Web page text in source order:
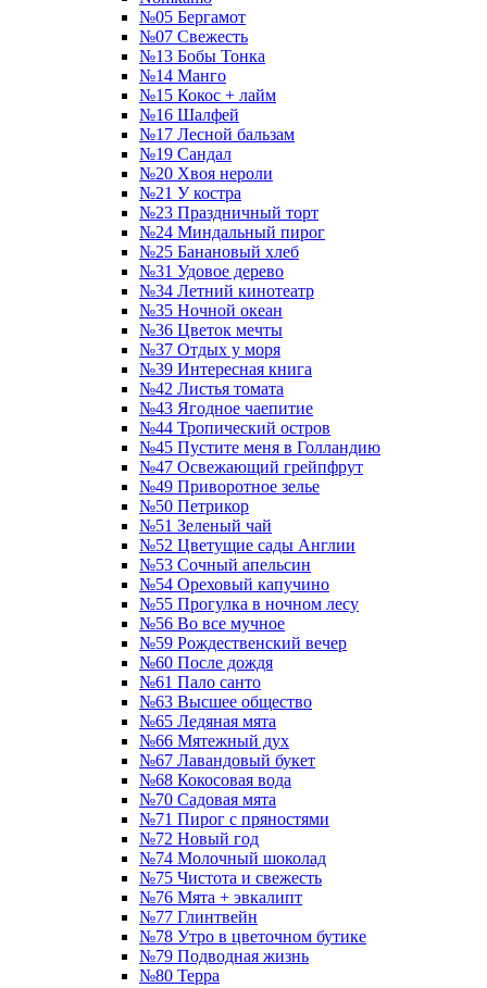
№05 Бергамот
№07 Свежесть
№13 Бобы Тонка
№14 Манго
№15 Кокос + лайм
№16 Шалфей
№17 Лесной бальзам
№19 Сандал
№20 Хвоя нероли
№21 У костра
№23 Праздничный торт
№24 Миндальный пирог
№25 Банановый хлеб
№31 Удовое дерево
№34 Летний кинотеатр
№35 Ночной океан
№36 Цветок мечты
№37 Отдых у моря
№39 Интересная книга
№42 Листья томата
№43 Ягодное чаепитие
№44 Тропический остров
№45 Пустите меня в Голландию
№47 Освежающий грейпфрут
№49 Приворотное зелье
№50 Петрикор
№51 Зеленый чай
№52 Цветущие сады Англии
№53 Сочный апельсин
№54 Ореховый капучино
№55 Прогулка в ночном лесу
№56 Во все мучное
№59 Рождественский вечер
№60 После дождя
№61 Пало санто
№63 Высшее общество
№65 Ледяная мята
№66 Мятежный дух
№67 Лавандовый букет
№68 Кокосовая вода
№70 Садовая мята
№71 Пирог с пряностями
№72 Новый год
№74 Молочный шоколад
№75 Чистота и свежесть
№76 Мята + эвкалипт
№77 Глинтвейн
№78 Утро в цветочном бутике
№79 Подводная жизнь
№80 Терра